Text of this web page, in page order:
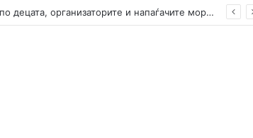
(ВИДЕО) Филипче: Власта е исплашена, посегна по децата, организаторите и напаѓачите мора да одговараат